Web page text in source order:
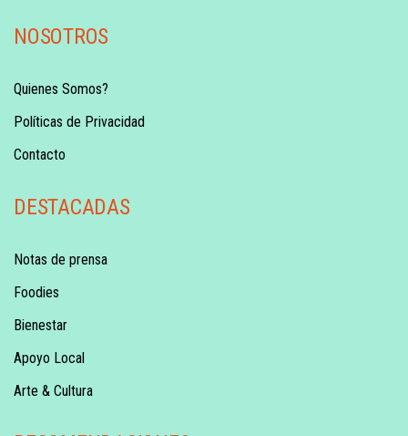
NOSOTROS
Quienes Somos?
Políticas de Privacidad
Contacto
DESTACADAS
Notas de prensa
Foodies
Bienestar
Apoyo Local
Arte & Cultura